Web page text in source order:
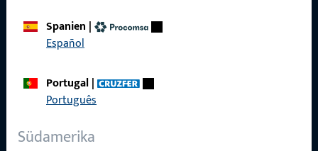
Spanien |
Español
Portugal|
Português
Südamerika
Indu­s­triestr. 12
3422 Rüdt­ligen